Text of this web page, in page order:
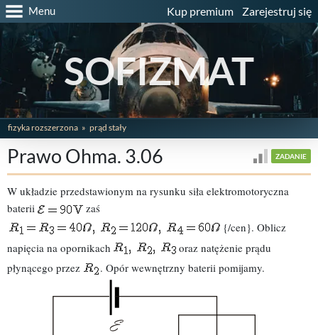
Menu Kup premium Zarejestruj się
SOFIZMAT
fizyka rozszerzona prąd stały
Prawo Ohma. 3.06 ZADANIE
W układzie przedstawionym na rysunku siła elektromotoryczna
baterii
zaś
{/cen}. Oblicz
napięcia na opornikach
oraz natężenie prądu
płynącego przez
. Opór wewnętrzny baterii pomijamy.